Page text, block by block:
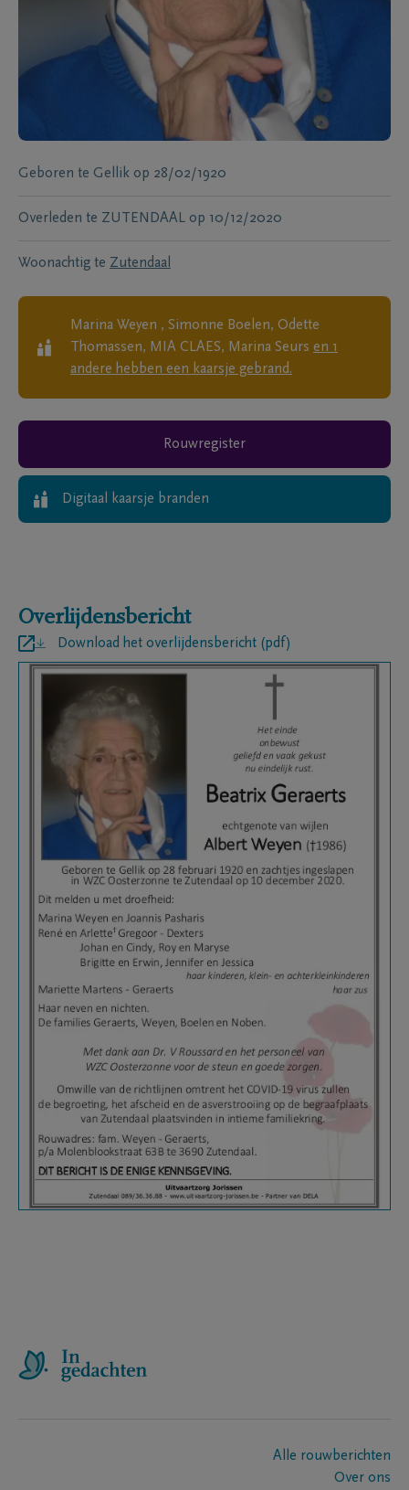
Geboren te Gellik op 28/02/1920
Overleden te ZUTENDAAL op 10/12/2020
Woonachtig te Zutendaal
Marina Weyen , Simonne Boelen, Odette
Thomassen, MIA CLAES, Marina Seurs en 1
andere hebben een kaarsje gebrand.
Rouwregister
Digitaal kaarsje branden
Overlijdensbericht
Download het overlijdensbericht (pdf)
Alle rouwberichten
Over ons